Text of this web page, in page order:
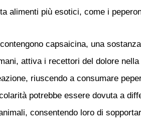
alimenti più esotici, come i
capsaicina, una
attiva i recettori del dolore
riuscendo a consumare
potrebbe essere dovuta a
consentendo loro di